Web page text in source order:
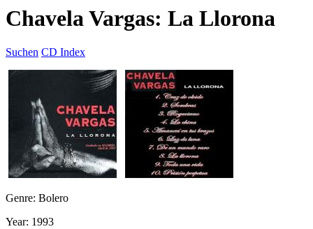
Chavela Vargas: La Llorona
Suchen CD Index
Genre: Bolero
Year: 1993